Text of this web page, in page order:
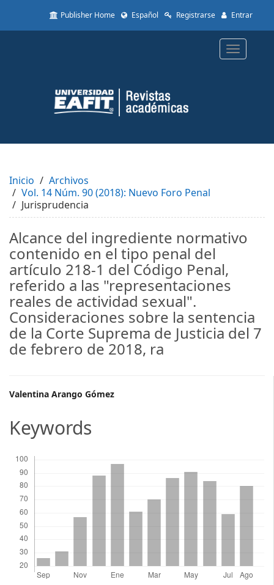
to
Content
Sidebar
Publisher Home Español Registrarse Entrar
Toggle
Inicio
Archivos
Vol. 14 Núm. 90 (2018): Nuevo Foro Penal
Jurisprudencia
Alcance del ingrediente normativo
contenido en el tipo penal del
artículo 218-1 del Código Penal,
referido a las "representaciones
reales de actividad sexual".
Consideraciones sobre la sentencia
de la Corte Suprema de Justicia del 7
de febrero de 2018, ra
Main
Article
Content
Valentina Arango Gómez
Keywords